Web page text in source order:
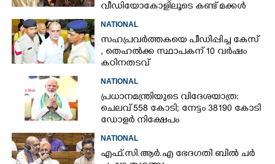
വീഡിയോകോളിലൂടെ കണ്ട് മക്കൾ
NATIONAL
സഹപ്രവർത്തകയെ പീഡിപ്പിച്ച കേസ്
, തെഹൽക്ക സ്ഥാപകന് 10 വർഷം
കഠിനതടവ്
NATIONAL
പ്രധാനമന്ത്രിയുടെ വിദേശയാത്ര:
ചെലവ് 558 കോടി; നേട്ടം 38190 കോടി
ഡോളർ നിക്ഷേപം
NATIONAL
എ​ഫ്.​സി.​ആ​ർ.​എ​ ​ഭേ​ദ​ഗ​തി​ ​ബിൽ ച​ർ​